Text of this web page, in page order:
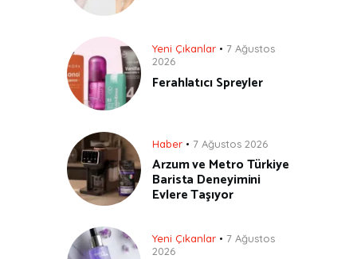
Yeni Çıkanlar
7 Ağustos
2026
Ferahlatıcı Spreyler
Haber 7 Ağustos 2026
Arzum ve Metro Türkiye
Barista Deneyimini
Evlere Taşıyor
Yeni Çıkanlar
7 Ağustos
2026